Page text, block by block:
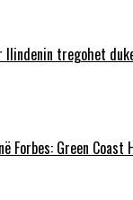
Ilindenin tregohet
Forbes: Green